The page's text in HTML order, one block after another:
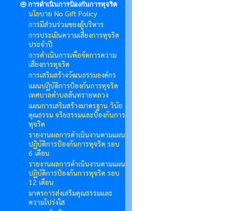
การดำเนินการป้องกันการทุจริต
นโยบาย No Gift Policy
การมีส่วนร่วมของผู้บริหาร
การประเมินความเสี่ยงการทุจริต
ประจำปี
การดำเนินการเพื่อจัดการความ
เสี่ยงการทุจริต
การเสริมสร้างวัฒนธรรมองค์กร
แผนปฏิบัติการป้องกันการทุจริต
เทศบาลตำบลสันทรายหลวง
แผนการเสริมสร้างมาตรฐาน วินัย
คุณธรรม จริยธรรมและป้องกันการ
ทุจริต
รายงานผลการดำเนินงานตามแผน
ปฏิบัติการป้องกันการทุจริต รอบ
6 เดือน
รายงานผลการดำเนินงานตามแผน
ปฏิบัติการป้องกันการทุจริต รอบ
12 เดือน
มาตรการส่งเสริมคุณธรรมและ
ความโปร่งใส